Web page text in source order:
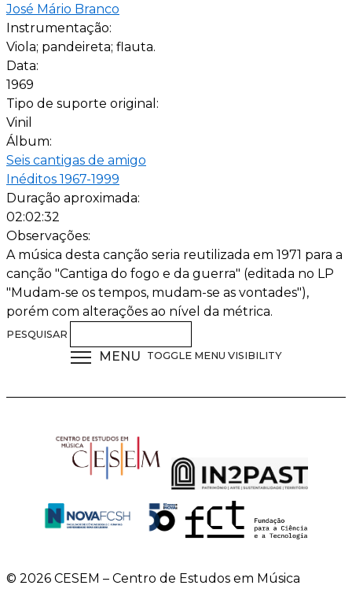
José Mário Branco
Instrumentação:
Viola; pandeireta; flauta.
Data:
1969
Tipo de suporte original:
Vinil
Álbum:
Seis cantigas de amigo
Inéditos 1967-1999
Duração aproximada:
02:02:32
Observações:
A música desta canção seria reutilizada em 1971 para a
canção "Cantiga do fogo e da guerra" (editada no LP
"Mudam-se os tempos, mudam-se as vontades"),
porém com alterações ao nível da métrica.
PESQUISAR
MENU TOGGLE MENU VISIBILITY
© 2026 CESEM – Centro de Estudos em Música